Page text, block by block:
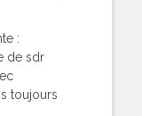
:
de sdr
toujours